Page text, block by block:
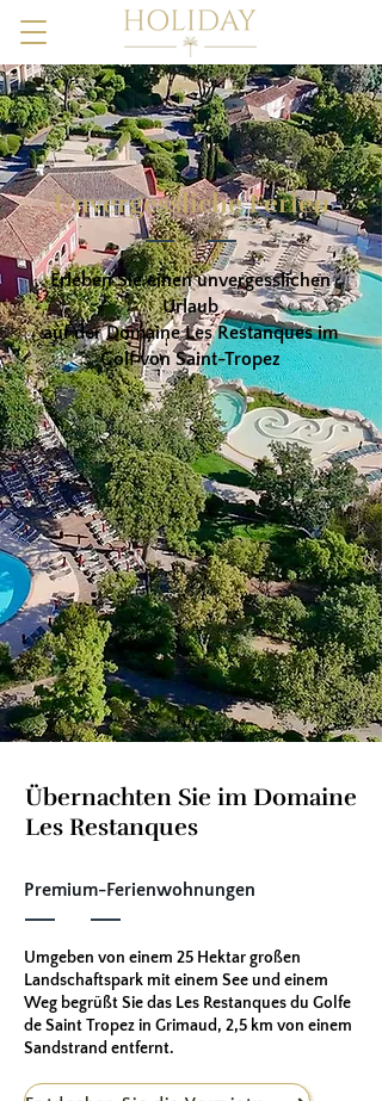
Unvergessliche Ferien
Erleben Sie einen unvergesslichen
Urlaub
auf der Domaine Les Restanques im
Golf von Saint-Tropez
Übernachten Sie im Domaine
Les Restanques
Premium-Ferienwohnungen
Umgeben von einem 25 Hektar großen
Landschaftspark mit einem See und einem
Weg begrüßt Sie das Les Restanques du Golfe
de Saint Tropez in Grimaud, 2,5 km von einem
Sandstrand entfernt.